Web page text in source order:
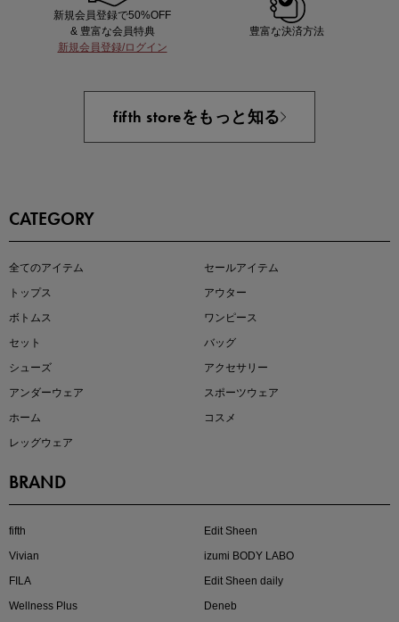
即戦力アイテム続々対象
新規会員登録で50%OFF
& 豊富な会員特典
新規会員登録/ログイン
豊富な決済方法
fifth storeをもっと知る
CATEGORY
全てのアイテム
セールアイテム
トップス
アウター
ボトムス
ワンピース
セット
バッグ
シューズ
アクセサリー
アンダーウェア
スポーツウェア
ホーム
コスメ
レッグウェア
BRAND
fifth
Edit Sheen
Vivian
izumi BODY LABO
FILA
Edit Sheen daily
Wellness Plus
Deneb